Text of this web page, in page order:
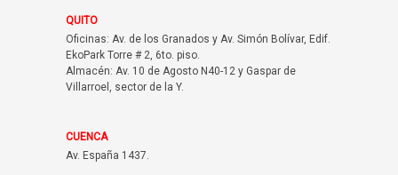
QUITO
Oficinas: Av. de los Granados y Av. Simón Bolívar, Edif.
EkoPark Torre # 2, 6to. piso.
Almacén: Av. 10 de Agosto N40-12 y Gaspar de
Villarroel, sector de la Y.
CUENCA
Av. España 1437.